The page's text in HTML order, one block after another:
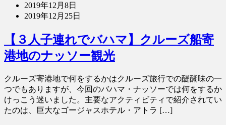
2019年12月8日
2019年12月25日
【３人子連れでバハマ】クルーズ船寄
港地のナッソー観光
クルーズ寄港地で何をするかはクルーズ旅行での醍醐味の一
つでもありますが、今回のバハマ・ナッソーでは何をするか
けっこう迷いました。主要なアクティビティで紹介されてい
たのは、巨大なゴージャスホテル・アトラ […]